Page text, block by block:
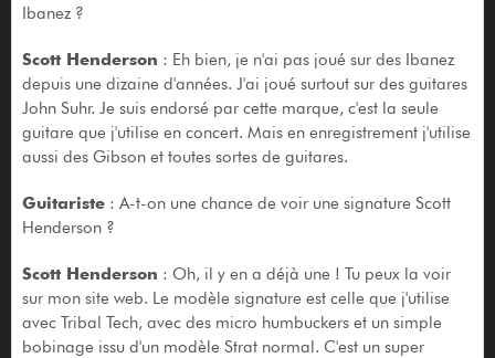
Ibanez ?
Scott Henderson : Eh bien, je n'ai pas joué sur des Ibanez
depuis une dizaine d'années. J'ai joué surtout sur des guitares
John Suhr. Je suis endorsé par cette marque, c'est la seule
guitare que j'utilise en concert. Mais en enregistrement j'utilise
aussi des Gibson et toutes sortes de guitares.
Guitariste: A-t-on une chance de voir une signature Scott
Henderson ?
Scott Henderson : Oh, il y en a déjà une ! Tu peux la voir
sur mon site web. Le modèle signature est celle que j'utilise
avec Tribal Tech, avec des micro humbuckers et un simple
bobinage issu d'un modèle Strat normal. C'est un super